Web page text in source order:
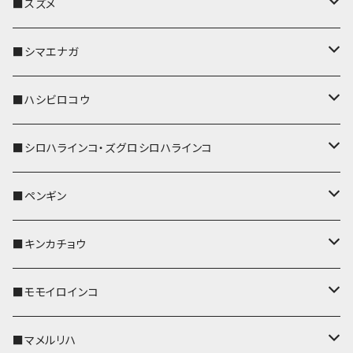
リール付きストラップ
リールのみ
ストラップ付
IDカードホルダー
キーケース
名刺入れ・カードケース
コインケース
メガネケース
ポシェット・バッグ
帆布・デニム
Apple Watchバンド
パスケース
リール付きストラップ
リールのみ
ストラップ付
キーケース
名刺入れ・カードケース
メガネケース
IDカードホルダー
ポシェット・バッグ
帆布・デニム
ポーチ
キーホルダー
パスケース
IDカードホルダー
リール付きストラップ
リールのみ
ストラップ付
キーケース
名刺入れ・カードケース
ポシェット・バッグ
帆布・デニム
ポーチ
キーカバー
キーホルダー
パスケース
リール付きストラップ
リールのみ
ストラップ付
メガネケース
コインケース
IDカードホルダー
ポーチ
■スズメ
キーカバー
キーホルダー
パスケース
リール付きストラップ
リールのみ
ストラップ付
IDカードホルダー
メガネケース
コインケース
■シマエナガ
キーカバー
キーホルダー
パスケース
IDカードホルダー
リール付きストラップ
リールのみ
キーケース
■ハシビロコウ
キーカバー
キーホルダー
リール付きストラップ
リールのみ
ストラップ付
レザートレイ
パスケース
■シロハラインコ・ズグロシロハラインコ
キーカバー
キーホルダー
リール付きストラップ
リールのみ
パスケース
■ペンギン
キーカバー
キーホルダー
パスケース
■キンカチョウ
キーカバー
AppleWatchバンド
■モモイロインコ
キーカバー
■マメルリハ